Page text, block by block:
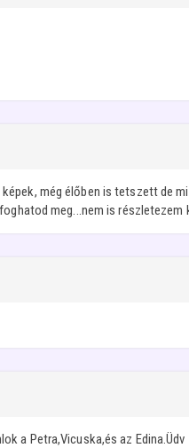
még élőben is tetszett de
meg...nem is
a Petra,Vicuska,és az Edina.Üdv